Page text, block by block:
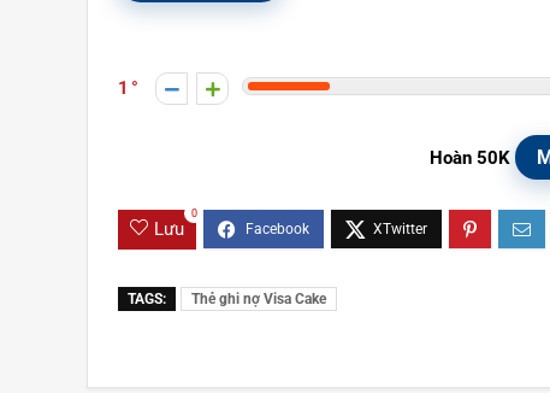
1
Hoàn 50K
Lưu
0
TAGS: Thẻ ghi nợ Visa Cake